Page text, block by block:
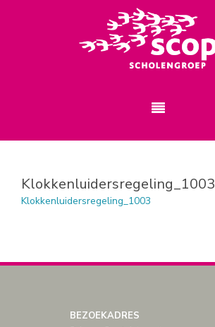
Klokkenluidersregeling_1003
Klokkenluidersregeling_1003
BEZOEKADRES